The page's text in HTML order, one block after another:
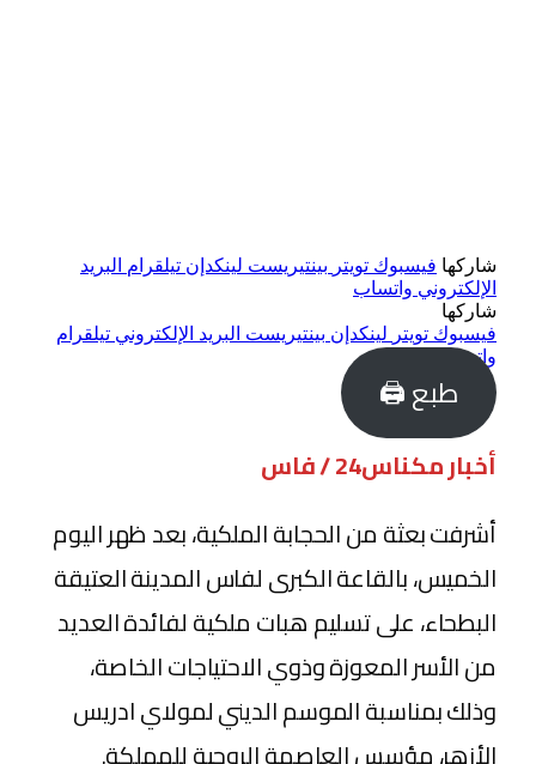
شاركها فيسبوك تويتر بينتيريست لينكدإن تيلقرام البريد
الإلكتروني واتساب
شاركها
فيسبوك تويتر لينكدإن بينتيريست البريد الإلكتروني تيلقرام
واتساب
طبع 🖨
أخبار مكناس24 / فاس
أشرفت بعثة من الحجابة الملكية، بعد ظهر اليوم
الخميس، بالقاعة الكبرى لفاس المدينة العتيقة
البطحاء، على تسليم هبات ملكية لفائدة العديد
من الأسر المعوزة وذوي الاحتياجات الخاصة،
وذلك بمناسبة الموسم الديني لمولاي ادريس
الأزهر، مؤسس العاصمة الروحية للمملكة.